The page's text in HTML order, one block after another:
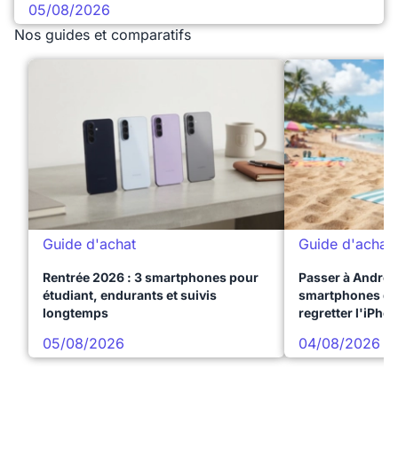
05/08/2026
Nos guides et comparatifs
Guide d'achat
Rentrée 2026 : 3 smartphones pour
étudiant, endurants et suivis
longtemps
05/08/2026
Guide d'achat
Passer à
smartphones
regretter
04/08/2026